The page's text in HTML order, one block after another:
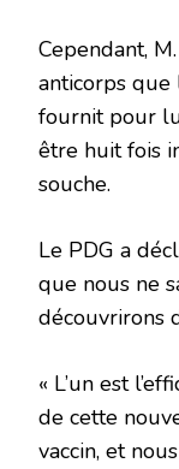
Cependant,
anticorps que
fournit pour
être huit fois
souche.
Le PDG a
que nous ne
découvrirons
« L’un est
de cette
vaccin, et